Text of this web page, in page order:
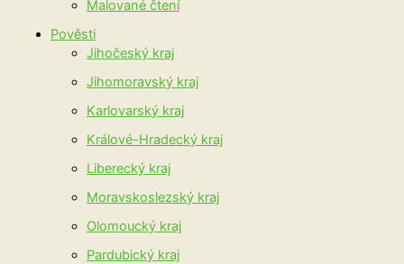
Malované čtení
Pověsti
Jihočeský kraj
Jihomoravský kraj
Karlovarský kraj
Králové-Hradecký kraj
Liberecký kraj
Moravskoslezský kraj
Olomoucký kraj
Pardubický kraj